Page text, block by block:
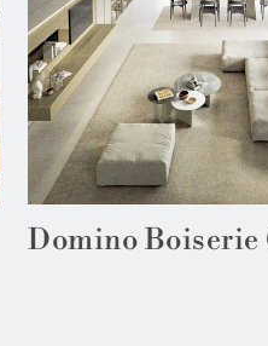
Domino Boiserie